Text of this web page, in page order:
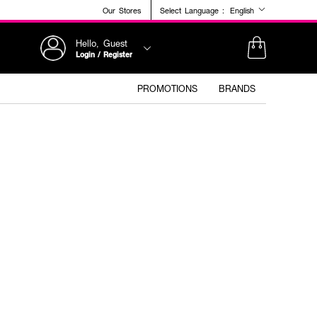
Our Stores Select Language : English
Hello, Guest
Login / Register
PROMOTIONS BRANDS